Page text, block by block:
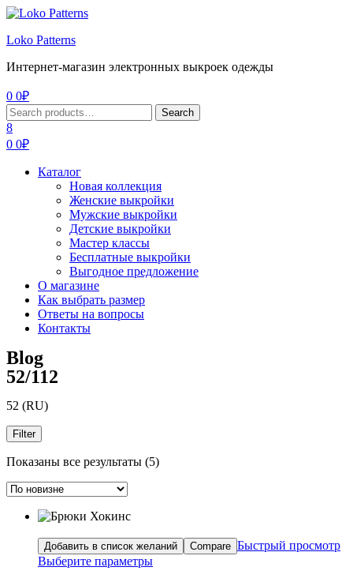
Menu
Loko Patterns
Интернет-магазин электронных выкроек одежды
0 0₽
Search
for:
Search
8
0 0₽
Каталог
Новая коллекция
Женские выкройки
Мужские выкройки
Детские выкройки
Мастер классы
Бесплатные выкройки
Выгодное предложение
О магазине
Как выбрать размер
Ответы на вопросы
Контакты
Blog
52/112
52 (RU)
Filter
Показаны все результаты (5)Сортировка:
Добавить в список желаний Compare Быстрый просмотр
Выберите параметры